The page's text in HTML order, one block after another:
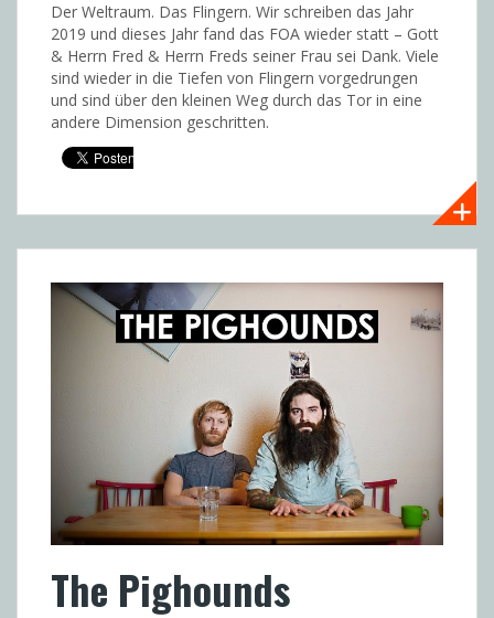
Der Weltraum. Das Flingern. Wir schreiben das Jahr
2019 und dieses Jahr fand das FOA wieder statt – Gott
& Herrn Fred & Herrn Freds seiner Frau sei Dank. Viele
sind wieder in die Tiefen von Flingern vorgedrungen
und sind über den kleinen Weg durch das Tor in eine
andere Dimension geschritten.
The Pighounds